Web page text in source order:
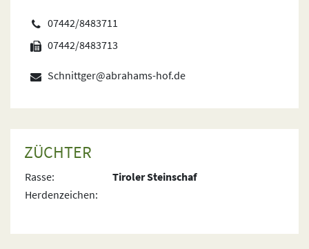
07442/8483711
07442/8483713
Schnittger@abrahams-hof.de
ZÜCHTER
Rasse:
Tiroler Steinschaf
Herdenzeichen: